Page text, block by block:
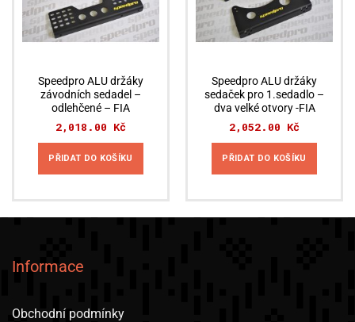
Speedpro ALU držáky
závodních sedadel –
odlehčené – FIA
2,018.00 Kč
PŘIDAT DO KOŠÍKU
Speedpro ALU držáky
sedaček pro 1.sedadlo –
dva velké otvory -FIA
2,052.00 Kč
PŘIDAT DO KOŠÍKU
Informace
Obchodní podmínky